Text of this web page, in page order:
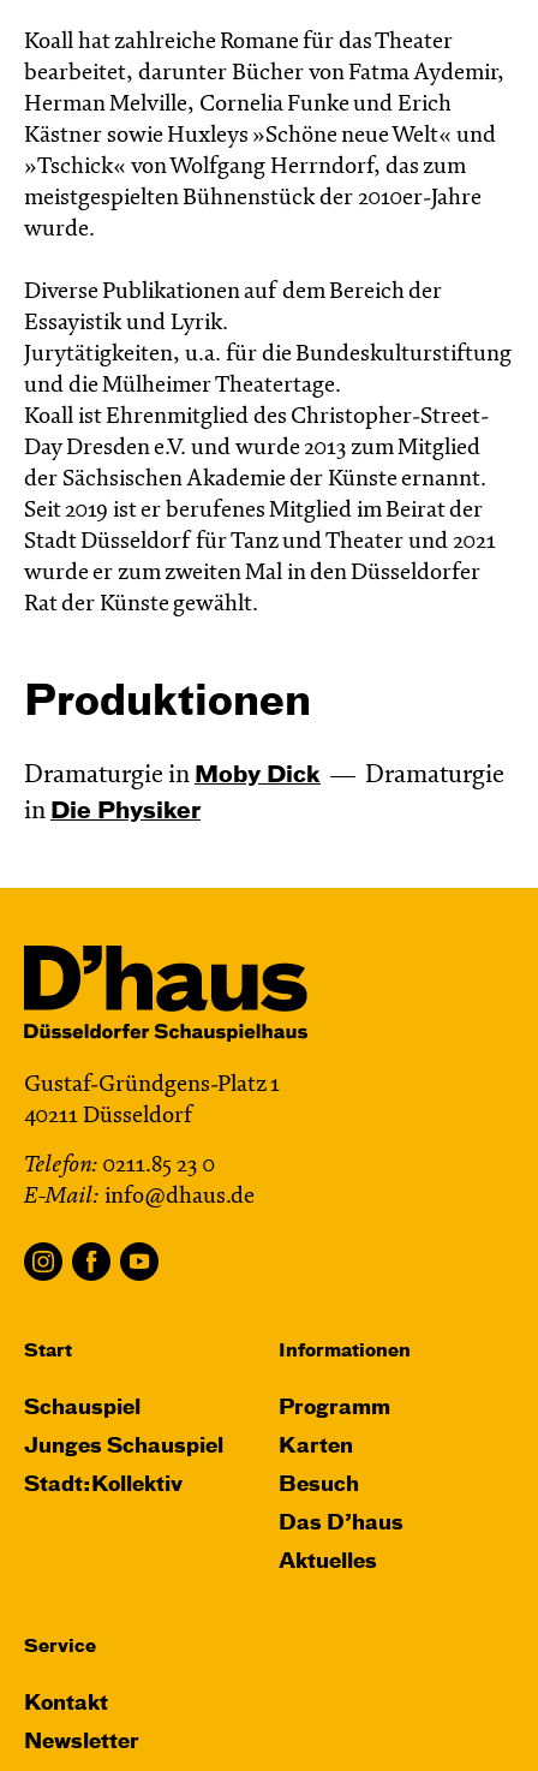
Koall hat zahlreiche Romane für das Theater
bearbeitet, darunter Bücher von Fatma Aydemir,
Herman Melville, Cornelia Funke und Erich
Kästner sowie Huxleys »Schöne neue Welt« und
»Tschick« von Wolfgang Herrndorf, das zum
meistgespielten Bühnenstück der 2010er-Jahre
wurde.
Diverse Publikationen auf dem Bereich der
Essayistik und Lyrik.
Jurytätigkeiten, u.a. für die Bundeskulturstiftung
und die Mülheimer Theatertage.
Koall ist Ehrenmitglied des Christopher-Street-
Day Dresden e.V. und wurde 2013 zum Mitglied
der Sächsischen Akademie der Künste ernannt.
Seit 2019 ist er berufenes Mitglied im Beirat der
Stadt Düsseldorf für Tanz und Theater und 2021
wurde er zum zweiten Mal in den Düsseldorfer
Rat der Künste gewählt.
Produktionen
Dramaturgie in Moby Dick
Dramaturgie
in Die Physiker
Gustaf-Gründgens-Platz 1
40211 Düsseldorf
Telefon: 0211.85 23 0
E-Mail: info@dhaus.de
Start
Schauspiel
Junges Schauspiel
Stadt:Kollektiv
Informationen
Programm
Karten
Besuch
Das D’haus
Aktuelles
Service
Kontakt
Newsletter